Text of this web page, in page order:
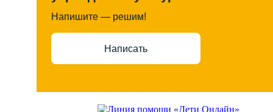
Напишите — решим!
Написать